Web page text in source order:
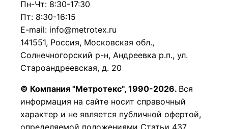
Пн-Чт: 8:30-17:30
Пт: 8:30-16:15
E-mail: info@metrotex.ru
141551, Россия, Московская обл.,
Солнечногорский р-н, Андреевка р.п., ул.
Староандреевская, д. 20
© Компания "Метротекс", 1990-2026. Вся
информация на сайте носит справочный
характер и не является публичной офертой,